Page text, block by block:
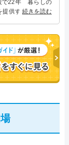
で22年 暮らしの
提供する株式会社
給湯器」のスペシ
続きを読む